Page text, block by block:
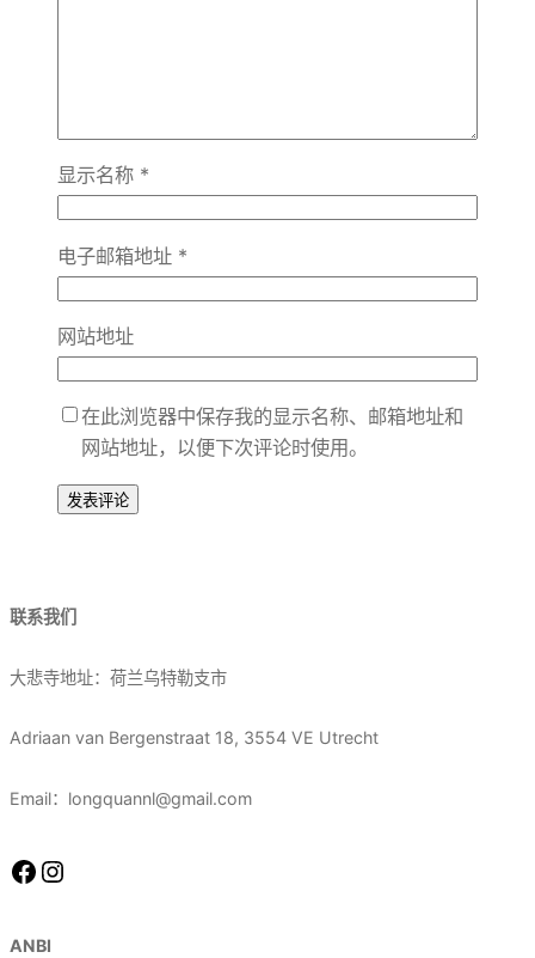
显示名称 *
电子邮箱地址 *
网站地址
在此浏览器中保存我的显示名称、邮箱地址和
网站地址，以便下次评论时使用。
联系我们
大悲寺地址：荷兰乌特勒支市
Adriaan van Bergenstraat 18, 3554 VE Utrecht
Email：longquannl@gmail.com
Facebook Instagram
ANBI